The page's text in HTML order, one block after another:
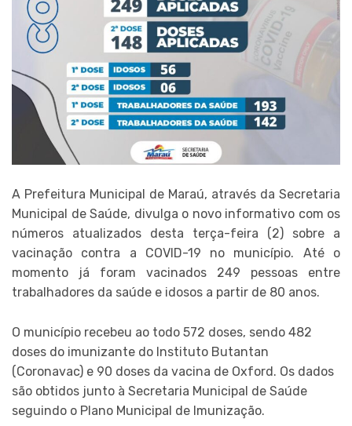
A Prefeitura Municipal de Maraú, através da Secretaria
Municipal de Saúde, divulga o novo informativo com os
números atualizados desta terça-feira (2) sobre a
vacinação contra a COVID-19 no município. Até o
momento já foram vacinados 249 pessoas entre
trabalhadores da saúde e idosos a partir de 80 anos.
O município recebeu ao todo 572 doses, sendo 482
doses do imunizante do Instituto Butantan
(Coronavac) e 90 doses da vacina de Oxford. Os dados
são obtidos junto à Secretaria Municipal de Saúde
seguindo o Plano Municipal de Imunização.